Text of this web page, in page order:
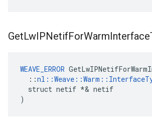
GetLwIPNetifForWarmInterface
WEAVE_ERROR
  ::
  struct netif *& netif
)